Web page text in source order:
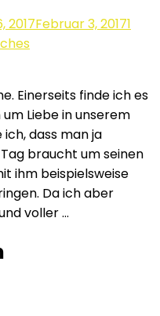
2017Februar 3, 20171
Einerseits finde ich es
Liebe in unserem
dass man ja
braucht um seinen
ihm beispielsweise
Da ich aber
voller …